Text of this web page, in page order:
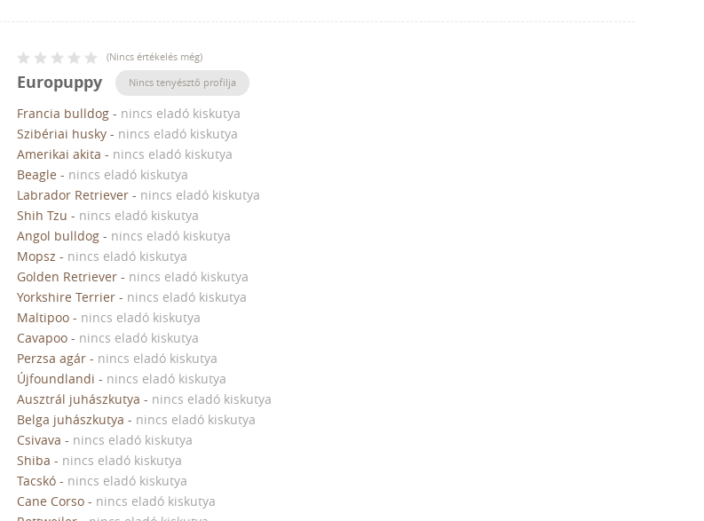
(Nincs értékelés még)
Europuppy Nincs tenyésztő profilja
Francia bulldog - nincs eladó kiskutya
Szibériai husky - nincs eladó kiskutya
Amerikai akita - nincs eladó kiskutya
Beagle - nincs eladó kiskutya
Labrador Retriever - nincs eladó kiskutya
Shih Tzu - nincs eladó kiskutya
Angol bulldog - nincs eladó kiskutya
Mopsz - nincs eladó kiskutya
Golden Retriever - nincs eladó kiskutya
Yorkshire Terrier - nincs eladó kiskutya
Maltipoo - nincs eladó kiskutya
Cavapoo - nincs eladó kiskutya
Perzsa agár - nincs eladó kiskutya
Újfoundlandi - nincs eladó kiskutya
Ausztrál juhászkutya - nincs eladó kiskutya
Belga juhászkutya - nincs eladó kiskutya
Csivava - nincs eladó kiskutya
Shiba - nincs eladó kiskutya
Tacskó - nincs eladó kiskutya
Cane Corso - nincs eladó kiskutya